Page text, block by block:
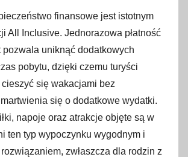
finansowe jest istotnym
All Inclusive. Jednorazowa płatność
pozwala uniknąć dodatkowych
pobytu, dzięki czemu turyści
cieszyć się wakacjami bez
się o dodatkowe wydatki.
napoje oraz atrakcje objęte są w
ten typ wypoczynku wygodnym i
zwłaszcza dla rodzin z